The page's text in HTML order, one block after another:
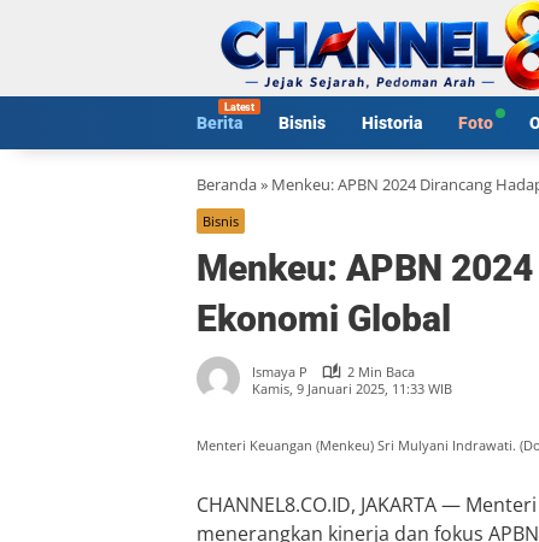
Berita Bisnis Historia Foto
Beranda» Menkeu: APBN 2024 Dirancang
Bisnis
Menkeu: APBN
Ekonomi Global
Ismaya P
2 Min Baca
Kamis, 9 Januari 2025, 11:33 WIB
Menteri Keuangan (Menkeu) Sri Mulyani Indrawati.
CHANNEL8.CO.ID, JAKARTA —
menerangkan kinerja dan fokus